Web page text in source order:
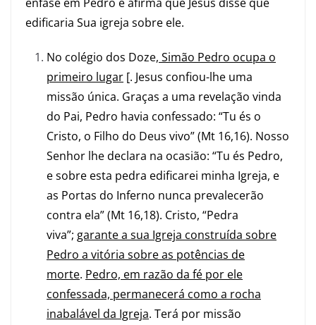
edificaria Sua igreja sobre ele.
No colégio dos Doze, Simão Pedro ocupa o
primeiro lugar [. Jesus confiou-lhe uma
missão única. Graças a uma revelação vinda
do Pai, Pedro havia confessado: “Tu és o
Cristo, o Filho do Deus vivo” (Mt 16,16). Nosso
Senhor lhe declara na ocasião: “Tu és Pedro,
e sobre esta pedra edificarei minha Igreja, e
as Portas do Inferno nunca prevalecerão
contra ela” (Mt 16,18). Cristo, “Pedra
viva”; garante a sua Igreja construída sobre
Pedro a vitória sobre as potências de
morte. Pedro, em razão da fé por ele
confessada, permanecerá como a rocha
inabalável da Igreja. Terá por missão